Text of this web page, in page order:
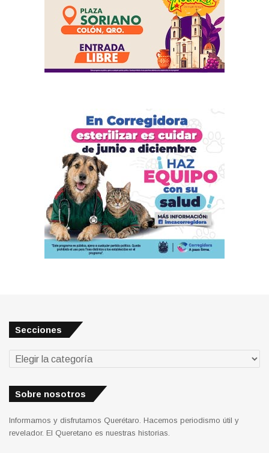
Secciones
Secciones
Sobre nosotros
Informamos y disfrutamos Querétaro. Hacemos periodismo útil y
revelador. El Queretano es nuestras historias.